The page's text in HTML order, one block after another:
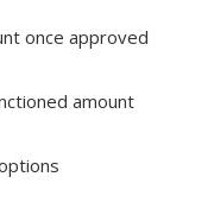
once approved
amount